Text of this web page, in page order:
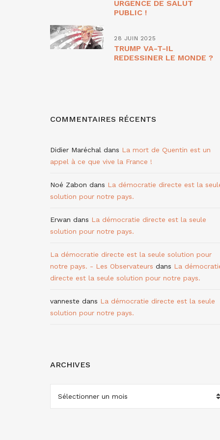
URGENCE DE SALUT
PUBLIC !
28 JUIN 2025
TRUMP VA-T-IL
REDESSINER LE MONDE ?
COMMENTAIRES RÉCENTS
Didier Maréchal dans La mort de Quentin est un
appel à ce que vive la France !
Noé Zabon dans La démocratie directe est la
solution pour notre pays.
Erwan dans La démocratie directe est la seule
solution pour notre pays.
La démocratie directe est la seule solution pour
notre pays. - Les Observateurs dans La
directe est la seule solution pour notre pays.
vanneste dans La démocratie directe est la seule
solution pour notre pays.
ARCHIVES
ARCHIVES